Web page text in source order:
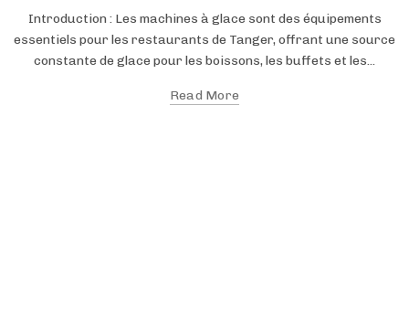
Introduction : Les machines à glace sont des équipements
essentiels pour les restaurants de Tanger, offrant une source
constante de glace pour les boissons, les buffets et les...
Read More